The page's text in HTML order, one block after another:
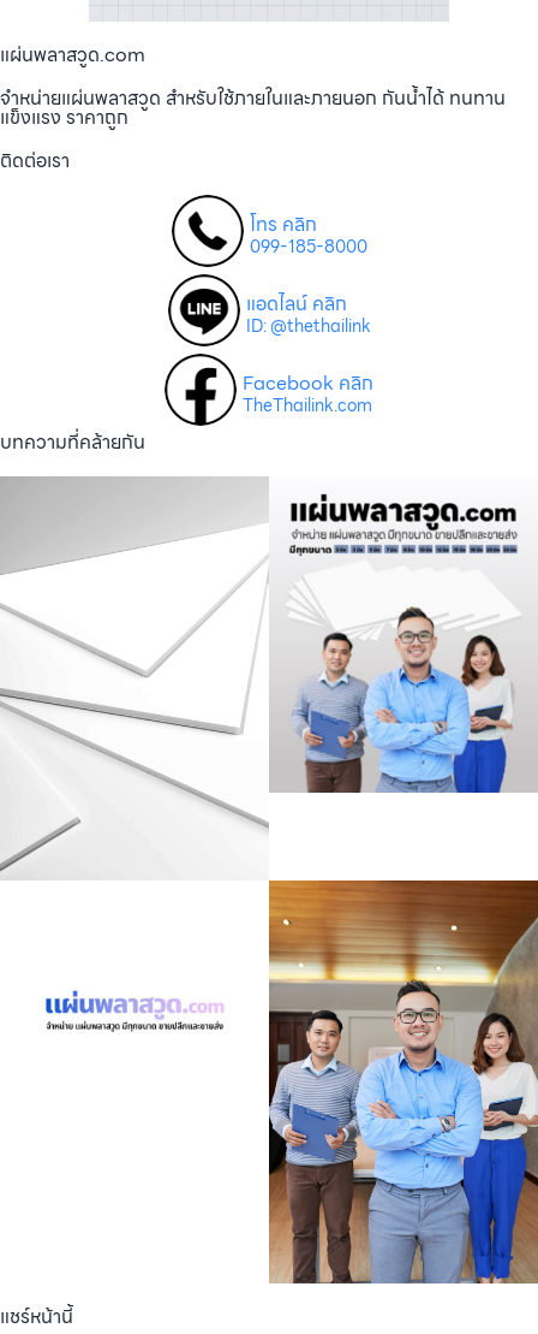
แผ่นพลาสวูด.com
จำหน่ายแผ่นพลาสวูด สำหรับใช้ภายในและภายนอก กันน้ำได้ ทนทาน
แข็งแรง ราคาถูก
ติดต่อเรา
โทร คลิก
099-185-8000
แอดไลน์ คลิก
ID: @thethailink
Facebook คลิก
TheThailink.com
บทความที่คล้ายกัน
แชร์หน้านี้